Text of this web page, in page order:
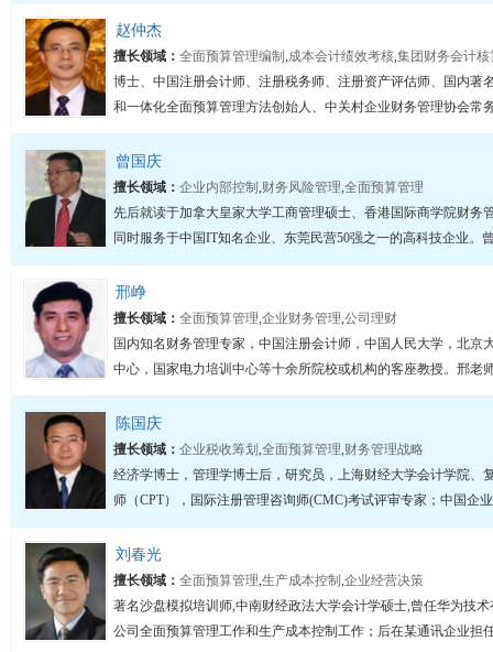
赵仲杰
擅长领域： 全面预算管理编制 ,成本会计绩效考核,集团财务会计核
博士、中国注册会计师、注册税务师、注册资产评估师、国内著
和一体化全面预算管理方法创始人、中关村企业财务管理协会常
曾国庆
擅长领域： 企业内部控制 ,财务风险管理,全面预算管理
先后就读于加拿大皇家大学工商管理硕士、香港国际商学院财务
同时服务于中国IT知名企业、东莞民营50强之一的高科技企业。
邢峥
擅长领域： 全面预算管理,企业财务管理,公司理财
国内知名财务管理专家，中国注册会计师，中国人民大学，北京
中心，国家电力培训中心等十余所院校或机构的客座教授。邢老
陈国庆
擅长领域： 企业税收筹划 ,全面预算管理,财务管理战略
经济学博士，管理学博士后，研究员，上海财经大学会计学院、
师（CPT），国际注册管理咨询师(CMC)考试评审专家；中国企
刘春光
擅长领域： 全面预算管理,生产成本控制 ,企业经营决策
著名沙盘模拟培训师,中南财经政法大学会计学硕士,曾任华为技
公司全面预算管理工作和生产成本控制工作；后在某通讯企业担